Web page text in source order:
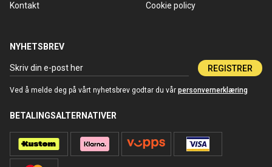
Kontakt
Cookie policy
NYHETSBREV
REGISTRER
Ved å melde deg på vårt nyhetsbrev godtar du vår personvernerklæring
BETALINGSALTERNATIVER